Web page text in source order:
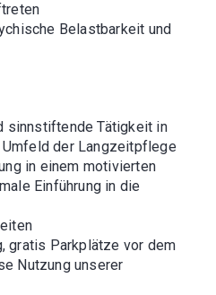
Belastbarkeit und
sinnstiftende Tätigkeit in
Umfeld der Langzeitpflege
in einem motivierten
Einführung in die
gratis Parkplätze vor dem
Nutzung unserer